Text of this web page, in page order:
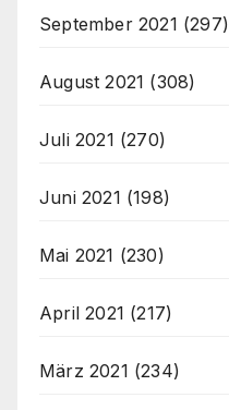
September 2021 (297)
August 2021 (308)
Juli 2021 (270)
Juni 2021 (198)
Mai 2021 (230)
April 2021 (217)
März 2021 (234)